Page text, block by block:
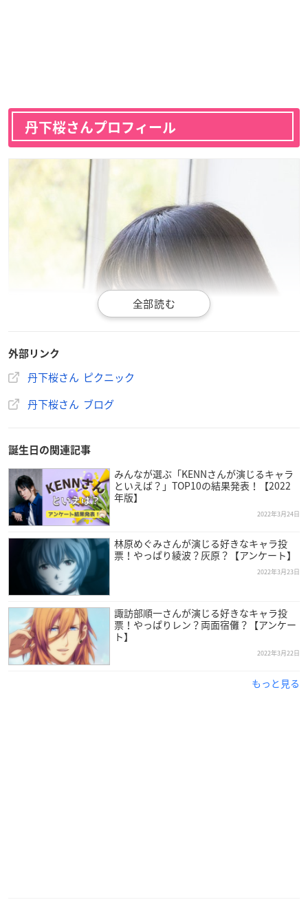
丹下桜さんプロフィール
丹下桜さんは愛知県出身で現在ピクニックに所属しており、今
年で49歳を迎えます。
幼少の頃は自身の声にコンプレックスを抱いていましたが、高
校3年生のときに声優を取り上げたドキュメンタリー番組や
「魔女の宅急便」を見て、逆にそれを生かしたいと声優を志す
外部リンク
丹下桜さん ピクニック
丹下桜さん ブログ
誕生日の関連記事
みんなが選ぶ「KENNさんが演じるキャラ
といえば？」TOP10の結果発表！【2022
年版】
2022年3月24日
林原めぐみさんが演じる好きなキャラ投
票！やっぱり綾波？灰原？【アンケート】
2022年3月23日
諏訪部順一さんが演じる好きなキャラ投
票！やっぱりレン？両面宿儺？【アンケー
ト】
2022年3月22日
もっと見る